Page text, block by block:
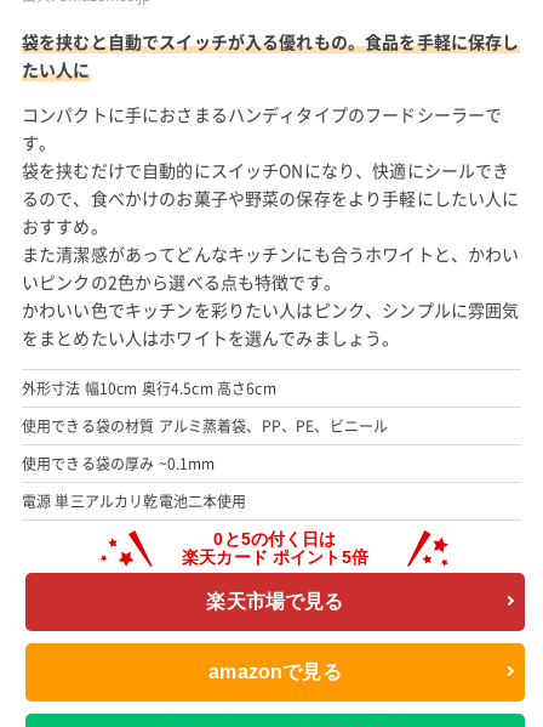
袋を挟むと自動でスイッチが入る優れもの。食品を手軽に保存し
たい人に
コンパクトに手におさまるハンディタイプのフードシーラーで
す。
袋を挟むだけで自動的にスイッチONになり、快適にシールでき
るので、食べかけのお菓子や野菜の保存をより手軽にしたい人に
おすすめ。
また清潔感があってどんなキッチンにも合うホワイトと、かわい
いピンクの2色から選べる点も特徴です。
かわいい色でキッチンを彩りたい人はピンク、シンプルに雰囲気
をまとめたい人はホワイトを選んでみましょう。
外形寸法 幅10cm 奥行4.5cm 高さ6cm
使用できる袋の材質 アルミ蒸着袋、PP、PE、ビニール
使用できる袋の厚み ~0.1mm
電源 単三アルカリ乾電池二本使用
楽天市場で見る
amazonで見る